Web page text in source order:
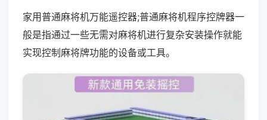
家用普通麻将机万能遥控器;普通麻将机程序控牌器一
般是指通过一些无需对麻将机进行复杂安装操作就能
实现控制麻将牌功能的设备或工具。